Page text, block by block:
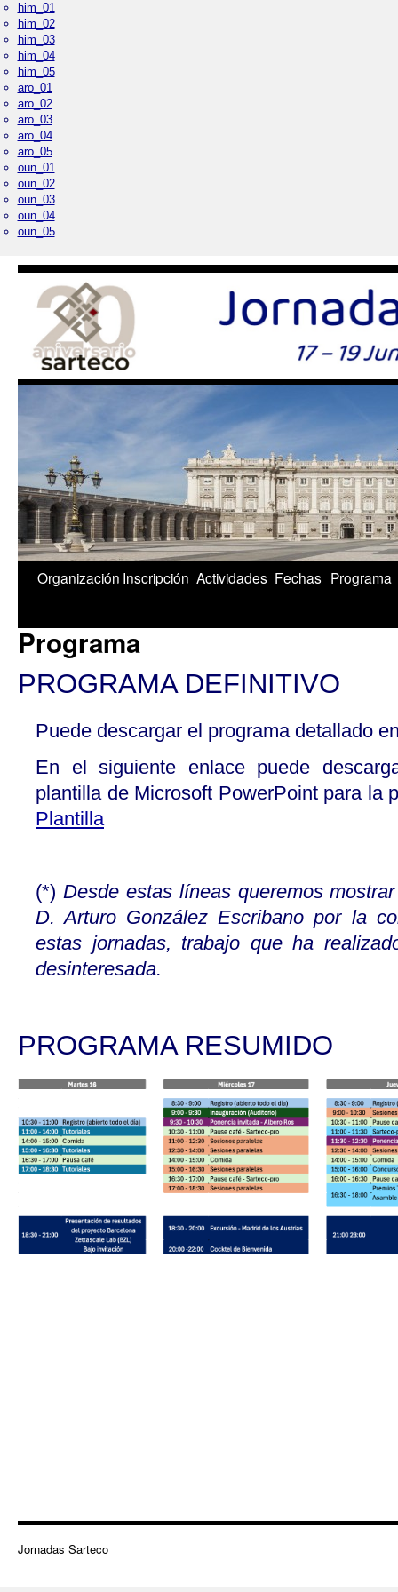
him_01
him_02
him_03
him_04
him_05
aro_01
aro_02
aro_03
aro_04
aro_05
oun_01
oun_02
oun_03
oun_04
oun_05
1/5
Palacio Real
Organización Inscripción Actividades Fechas Programa
Programa
PROGRAMA DEFINITIVO
Puede descargar el programa detallado
En el siguiente enlace puede
plantilla de Microsoft PowerPoint para la
Plantilla
(*) Desde estas líneas queremos
D. Arturo González Escribano por la
estas jornadas, trabajo que ha
desinteresada.
PROGRAMA RESUMIDO
Jornadas Sarteco